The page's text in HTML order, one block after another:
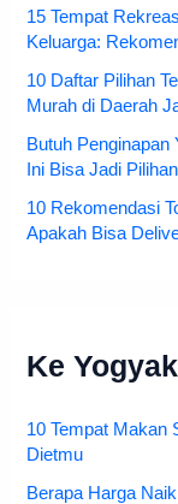
15 Tempat
Keluarga:
10 Daftar Pilihan
Murah di Daerah
Butuh
Ini Bisa Jadi
10 Rekomendasi
Apakah Bisa
Ke
10 Tempat Makan
Dietmu
Berapa Harga